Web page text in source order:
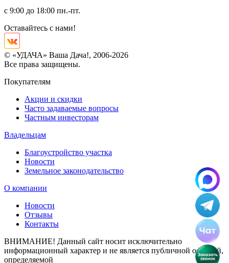
с 9:00 до 18:00 пн.-пт.
Оставайтесь с нами!
© «УДАЧА» Ваша Дача!, 2006-2026
Все права защищены.
Покупателям
Акции и скидки
Часто задаваемые вопросы
Частным инвесторам
Владельцам
Благоустройство участка
Новости
Земельное законодательство
О компании
Новости
Отзывы
Контакты
ВНИМАНИЕ! Данный сайт носит исключительно
информационный характер и не является публичной офертой,
определяемой